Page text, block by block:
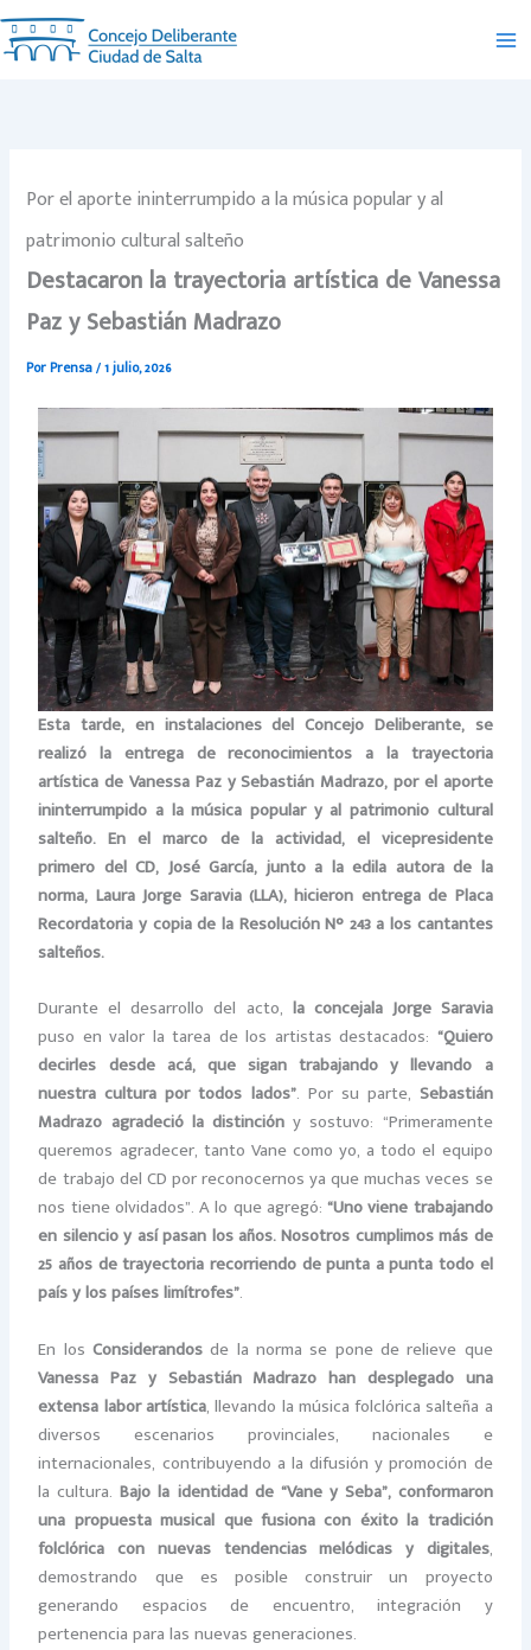
Ir
al
contenido
Por el aporte ininterrumpido a la música popular y al
patrimonio cultural salteño
Destacaron la trayectoria artística de Vanessa
Paz y Sebastián Madrazo
PorPrensa/1 julio, 2026
Esta tarde, en instalaciones del Concejo Deliberante, se
realizó la entrega de reconocimientos a la trayectoria
artística de Vanessa Paz y Sebastián Madrazo, por el aporte
ininterrumpido a la música popular y al patrimonio cultural
salteño. En el marco de la actividad, el vicepresidente
primero del CD, José García, junto a la edila autora de la
norma, Laura Jorge Saravia (LLA), hicieron entrega de Placa
Recordatoria y copia de la Resolución N° 243 a los cantantes
salteños.
Durante el desarrollo del acto, la concejala Jorge Saravia
puso en valor la tarea de los artistas destacados: “Quiero
decirles desde acá, que sigan trabajando y llevando a
nuestra cultura por todos lados”. Por su parte, Sebastián
Madrazo agradeció la distinción y sostuvo: “Primeramente
queremos agradecer, tanto Vane como yo, a todo el equipo
de trabajo del CD por reconocernos ya que muchas veces se
nos tiene olvidados”. A lo que agregó:“Uno viene trabajando
en silencio y así pasan los años. Nosotros cumplimos más de
25 años de trayectoria recorriendo de punta a punta todo el
país y los países limítrofes”.
En losConsiderandos de la norma se pone de relieve que
Vanessa Paz y Sebastián Madrazo han desplegado una
extensa labor artística, llevando la música folclórica salteña a
diversos escenarios provinciales, nacionales e
internacionales, contribuyendo a la difusión y promoción de
la cultura.Bajo la identidad de “Vane y Seba”, conformaron
una propuesta musical que fusiona con éxito la tradición
folclórica con nuevas tendencias melódicas y digitales,
demostrando que es posible construir un proyecto
generando espacios de encuentro, integración y
pertenencia para las nuevas generaciones.